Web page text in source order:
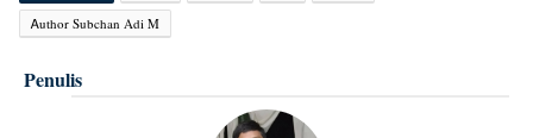
Ꭺuthor Subchan Adi M
Penulis